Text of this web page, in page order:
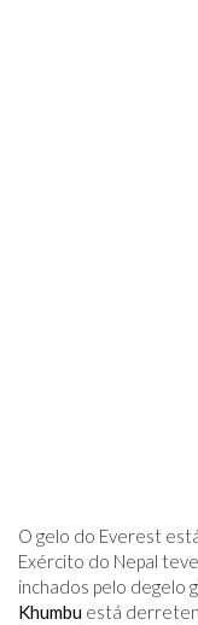
O gelo do Everest
Exército do Nepal
inchados pelo degelo
Khumbu está